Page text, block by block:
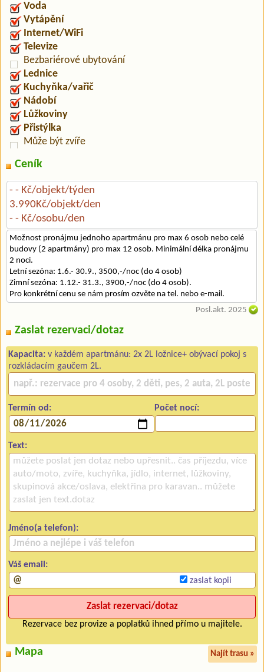
Voda
Vytápění
Internet/WiFi
Televize
Bezbariérové ubytování
Lednice
Kuchyňka/vařič
Nádobí
Lůžkoviny
Přistýlka
Může být zvíře
Ceník
- - Kč/objekt/týden
3.990Kč/objekt/den
- - Kč/osobu/den
Možnost pronájmu jednoho apartmánu pro max 6 osob nebo celé
budovy (2 apartmány) pro max 12 osob. Minimální délka pronájmu
2 noci.
Letní sezóna: 1.6.- 30.9., 3500,-/noc (do 4 osob)
Zimní sezóna: 1.12.- 31.3., 3900,-/noc (do 4 osob).
Pro konkrétní cenu se nám prosím ozvěte na tel. nebo e-mail.
Posl.akt. 2025
Zaslat rezervaci/dotaz
Kapacita: v každém apartmánu: 2x 2L ložnice+ obývací pokoj s
rozkládacím gaučem 2L.
Termín od: Počet nocí:
Text:
Jméno(a telefon):
Váš email:
zaslat kopii
Rezervace bez provize a poplatků ihned přímo u majitele.
Mapa Najít trasu »